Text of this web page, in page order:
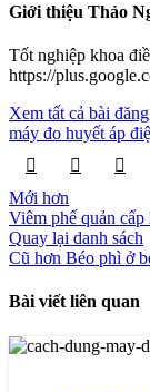
Giới thiệu Thảo
Tốt nghiệp khoa
https://
Xem tất cả bài
máy đo huyết áp
Mới hơn
Viêm phế quản
Quay lại danh sách
Cũ hơn Béo phì ở
Bài viết liên quan